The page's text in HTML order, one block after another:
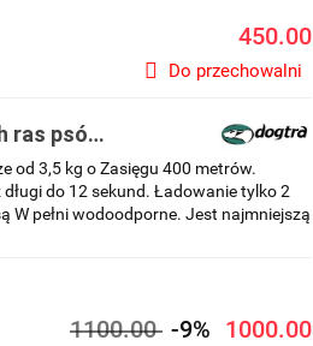
450.00
Do przechowalni
ras psów
od 3,5 kg o Zasięgu 400 metrów.
do 12 sekund. Ładowanie tylko 2
W pełni wodoodporne. Jest najmniejszą
1100.00 -9% 1000.00